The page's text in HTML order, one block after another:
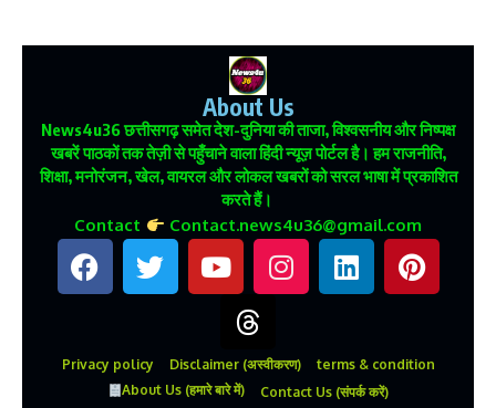
About Us
News4u36छत्तीसगढ़ समेत देश-दुनिया की ताजा, विश्वसनीय और निष्पक्ष
खबरें पाठकों तक तेज़ी से पहुँचाने वाला हिंदी न्यूज़ पोर्टल है। हम राजनीति,
शिक्षा, मनोरंजन, खेल, वायरल और लोकल खबरों को सरल भाषा में प्रकाशित
करते हैं।
Contact Contact.news4u36@gmail.com
Privacy policy Disclaimer (अस्वीकरण)
terms & condition
About Us (हमारे बारे में)
Contact Us (संपर्क करें)